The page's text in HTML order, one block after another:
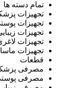
تمام دسته ها
تجهیزات
تجهیزات
تجهیزات
تجهیزات
تجهیزات
قطعات
مصرفی
مصرفی